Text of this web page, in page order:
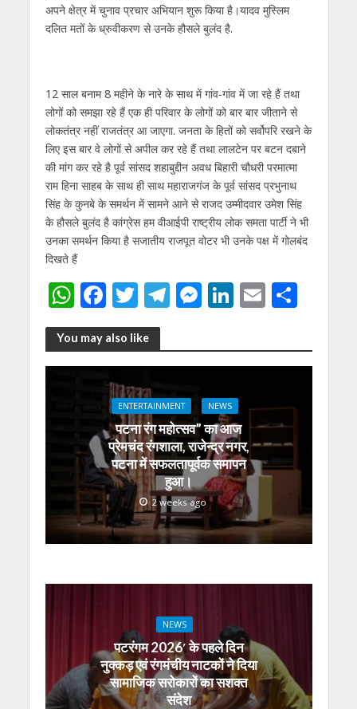
अपने क्षेत्र में चुनाव प्रचार अभियान शुरू किया है।यादव मुस्लिम
दलित मतों के ध्रुवीकरण से उनके हौसले बुलंद है.
12 साल बनाम 8 महीने के नारे के साथ में गांव-गांव में जा रहे हैं तथा
लोगों को समझा रहे हैं एक ही परिवार के लोगों को बार बार जीताने से
लोकतंत्र नहीं राजतंत्र आ जाएगा. जनता के हितों को सर्वोपरि रखने के
लिए इस बार वे लोगों से अपील कर रहे हैं तथा लालटेन पर बटन दबाने
की मांग कर रहे है पूर्व सांसद शहाबुद्दीन अवध बिहारी चौधरी परमात्मा
राम हिना साहब के साथ ही साथ महाराजगंज के पूर्व सांसद प्रभुनाथ
सिंह के कुनबे के समर्थन में सामने आने से राजद उम्मीदवार उमेश सिंह
के हौसले बुलंद है कांग्रेस हम वीआईपी राष्ट्रीय लोक समता पार्टी ने भी
उनका समर्थन किया है सजातीय राजपूत वोटर भी उनके पक्ष में गोलबंद
दिखते हैं
W
h
at
s
p
F
ac
e
b
o
o
k
T
w
itt
er
T
e
gr
a
m
M
ss
e
n
g
er
Li
k
e
dI
n
E
ai
l
S
ar
e
You may also like
ENTERTAINMENT NEWS
पटना रंग महोत्सव” का आज
प्रेमचंद रंगशाला, राजेन्द्र नगर,
पटना में सफलतापूर्वक समापन
हुआ।
2 weeks ago
NEWS
पटरंगम 2026′ के पहले दिन
नुक्कड़ एवं रंगमंचीय नाटकों ने दिया
सामाजिक सरोकारों का सशक्त
संदेश